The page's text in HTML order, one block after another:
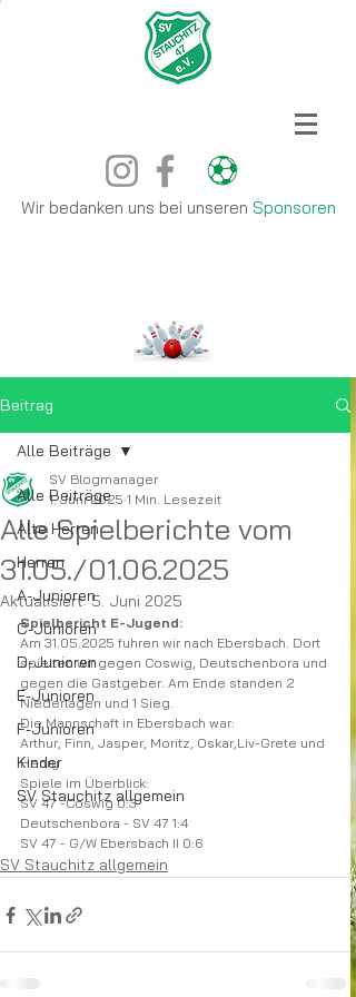
Wir bedanken uns bei unseren Sponsoren
Beitrag
Alle Beiträge
Alte Herren
Herren
A-Junioren
C-Junioren
D-Junioren
E-Junioren
F-Junioren
Kinder
SV Stauchitz allgemein
Alle Beiträge
Alle Spielberichte vom
31.05./01.06.2025
SV Blogmanager
1. Juni 2025 1 Min. Lesezeit
Aktualisiert:5. Juni 2025
Spielbericht E-Jugend:
Am 31.05.2025 fuhren wir nach Ebersbach. Dort
spielten wir gegen Coswig, Deutschenbora und
gegen die Gastgeber. Am Ende standen 2
Niederlagen und 1 Sieg.
Die Mannschaft in Ebersbach war:
Arthur, Finn, Jasper, Moritz, Oskar,Liv-Grete und
Henry
Spiele im Überblick:
SV 47 -Coswig 0:3
Deutschenbora - SV 47 1:4
SV 47 - G/W Ebersbach II 0:6
SV Stauchitz allgemein